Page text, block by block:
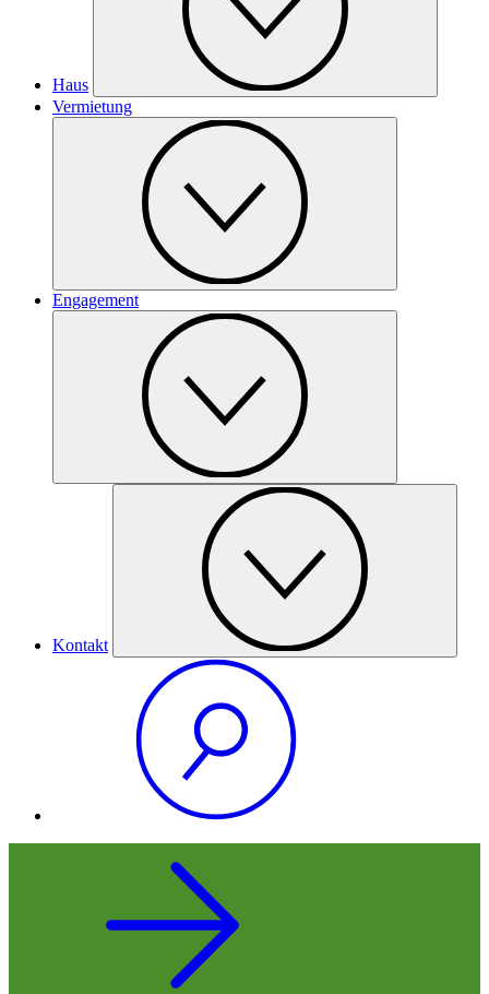
Haus
Vermietung
Engagement
Kontakt